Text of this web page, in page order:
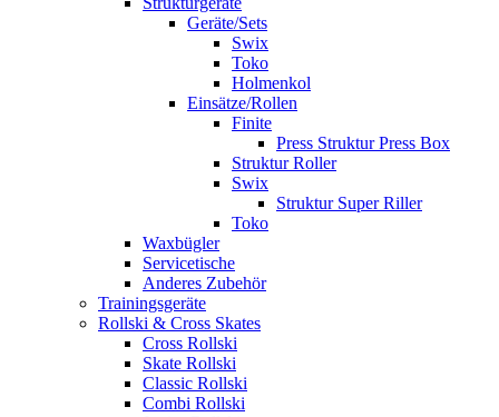
Geräte/Sets
Swix
Toko
Holmenkol
Einsätze/Rollen
Finite
Press Struktur Press Box
Struktur Roller
Swix
Struktur Super Riller
Toko
Waxbügler
Servicetische
Anderes Zubehör
Trainingsgeräte
Rollski & Cross Skates
Cross Rollski
Skate Rollski
Classic Rollski
Combi Rollski